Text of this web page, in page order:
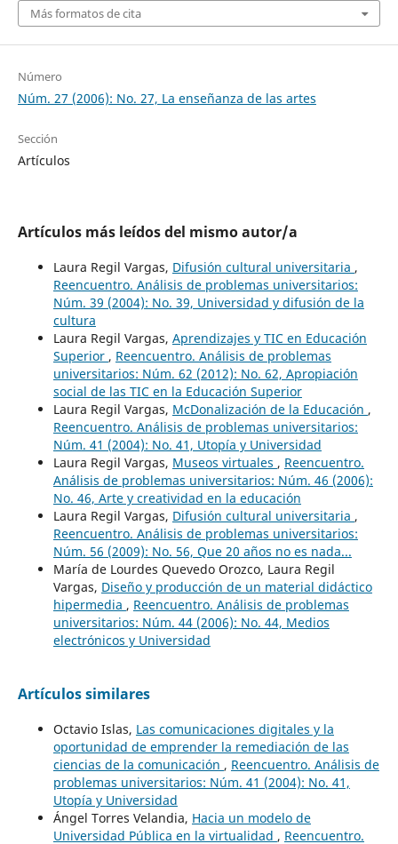
Más formatos de cita
Número
Núm. 27 (2006): No. 27, La enseñanza de las artes
Sección
Artículos
Artículos más leídos del mismo autor/a
Laura Regil Vargas, Difusión cultural universitaria ,
Reencuentro. Análisis de problemas universitarios:
Núm. 39 (2004): No. 39, Universidad y difusión de la
cultura
Laura Regil Vargas, Aprendizajes y TIC en Educación
Superior , Reencuentro. Análisis de problemas
universitarios: Núm. 62 (2012): No. 62, Apropiación
social de las TIC en la Educación Superior
Laura Regil Vargas, McDonalización de la Educación ,
Reencuentro. Análisis de problemas universitarios:
Núm. 41 (2004): No. 41, Utopía y Universidad
Laura Regil Vargas, Museos virtuales , Reencuentro.
Análisis de problemas universitarios: Núm. 46 (2006):
No. 46, Arte y creatividad en la educación
Laura Regil Vargas, Difusión cultural universitaria ,
Reencuentro. Análisis de problemas universitarios:
Núm. 56 (2009): No. 56, Que 20 años no es nada...
María de Lourdes Quevedo Orozco, Laura Regil
Vargas, Diseño y producción de un material didáctico
hipermedia , Reencuentro. Análisis de problemas
universitarios: Núm. 44 (2006): No. 44, Medios
electrónicos y Universidad
Artículos similares
Octavio Islas, Las comunicaciones digitales y la
oportunidad de emprender la remediación de las
ciencias de la comunicación , Reencuentro. Análisis de
problemas universitarios: Núm. 41 (2004): No. 41,
Utopía y Universidad
Ángel Torres Velandia, Hacia un modelo de
Universidad Pública en la virtualidad , Reencuentro.